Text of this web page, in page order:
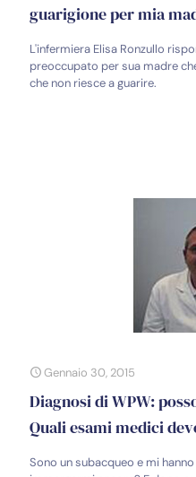
guarigione per mia
L'infermiera Elisa Ronzullo
preoccupato per sua madre
che non riesce a guarire.
Gennaio 30, 2015
Diagnosi di WPW:
Quali esami medici
Sono un subacqueo e mi